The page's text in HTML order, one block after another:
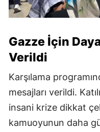
Gazze İçin
Verildi
Karşılama
mesajları verildi.
insani krize dikkat
kamuoyunun daha